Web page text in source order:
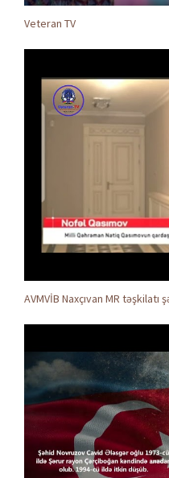
Veteran TV